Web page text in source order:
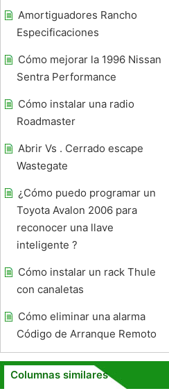
Amortiguadores Rancho
Especificaciones
Cómo mejorar la 1996 Nissan
Sentra Performance
Cómo instalar una radio
Roadmaster
Abrir Vs . Cerrado escape
Wastegate
¿Cómo puedo programar un
Toyota Avalon 2006 para
reconocer una llave
inteligente ?
Cómo instalar un rack Thule
con canaletas
Cómo eliminar una alarma
Código de Arranque Remoto
Columnas similares